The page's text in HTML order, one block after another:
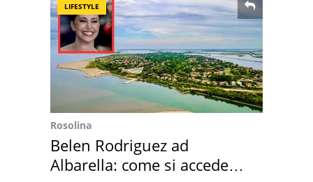
LIFESTYLE
Rosolina
Belen Rodriguez ad
Albarella: come si accede